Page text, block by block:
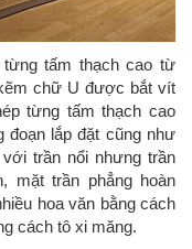
tấm thạch cao từ
chữ U được bắt vít
từng tấm thạch cao
đoạn lắp đặt cũng như
trần nổi nhưng trần
mặt trần phẳng hoàn
hoa văn bằng cách
cách tô xi măng.